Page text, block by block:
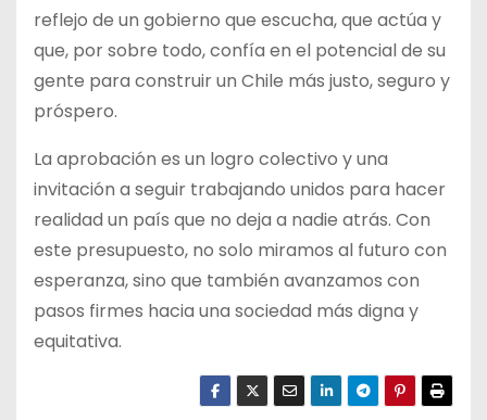
reflejo de un gobierno que escucha, que actúa y
que, por sobre todo, confía en el potencial de su
gente para construir un Chile más justo, seguro y
próspero.
La aprobación es un logro colectivo y una
invitación a seguir trabajando unidos para hacer
realidad un país que no deja a nadie atrás. Con
este presupuesto, no solo miramos al futuro con
esperanza, sino que también avanzamos con
pasos firmes hacia una sociedad más digna y
equitativa.